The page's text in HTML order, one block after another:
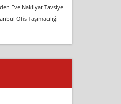
Eve Nakliyat Tavsiye
Ofis Taşımacılığı